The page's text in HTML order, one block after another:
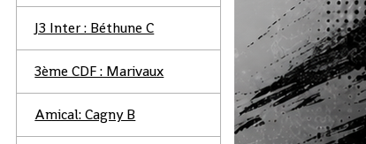
J3 Inter : Béthune C
3ème CDF : Marivaux
Amical: Cagny B